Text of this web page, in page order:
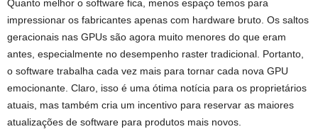
Quanto melhor o software fica, menos espaço temos para
impressionar os fabricantes apenas com hardware bruto. Os saltos
geracionais nas GPUs são agora muito menores do que eram
antes, especialmente no desempenho raster tradicional. Portanto,
o software trabalha cada vez mais para tornar cada nova GPU
emocionante. Claro, isso é uma ótima notícia para os proprietários
atuais, mas também cria um incentivo para reservar as maiores
atualizações de software para produtos mais novos.